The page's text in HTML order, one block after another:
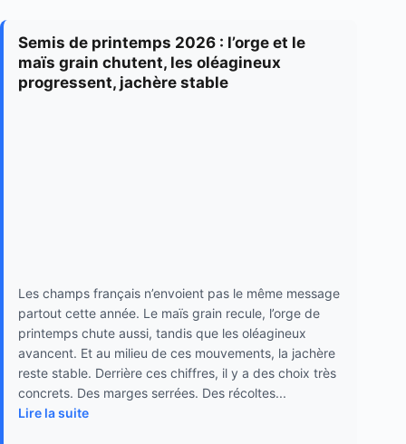
Semis de printemps 2026 : l’orge et le
maïs grain chutent, les oléagineux
progressent, jachère stable
Les champs français n’envoient pas le même message
partout cette année. Le maïs grain recule, l’orge de
printemps chute aussi, tandis que les oléagineux
avancent. Et au milieu de ces mouvements, la jachère
reste stable. Derrière ces chiffres, il y a des choix très
concrets. Des marges serrées. Des récoltes...
Lire la suite